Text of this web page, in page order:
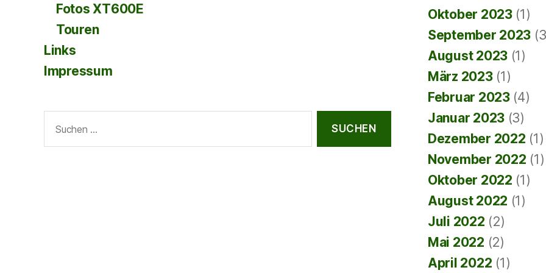
Fotos XT600E
Touren
Links
Impressum
nach:
Oktober 2023(1)
September 2023
August 2023 (1)
März 2023(1)
Februar 2023(4)
Januar 2023 (3)
Dezember 2022 (1)
November 2022 (1)
Oktober 2022 (1)
August 2022 (1)
Juli 2022 (2)
Mai 2022 (2)
April 2022 (1)